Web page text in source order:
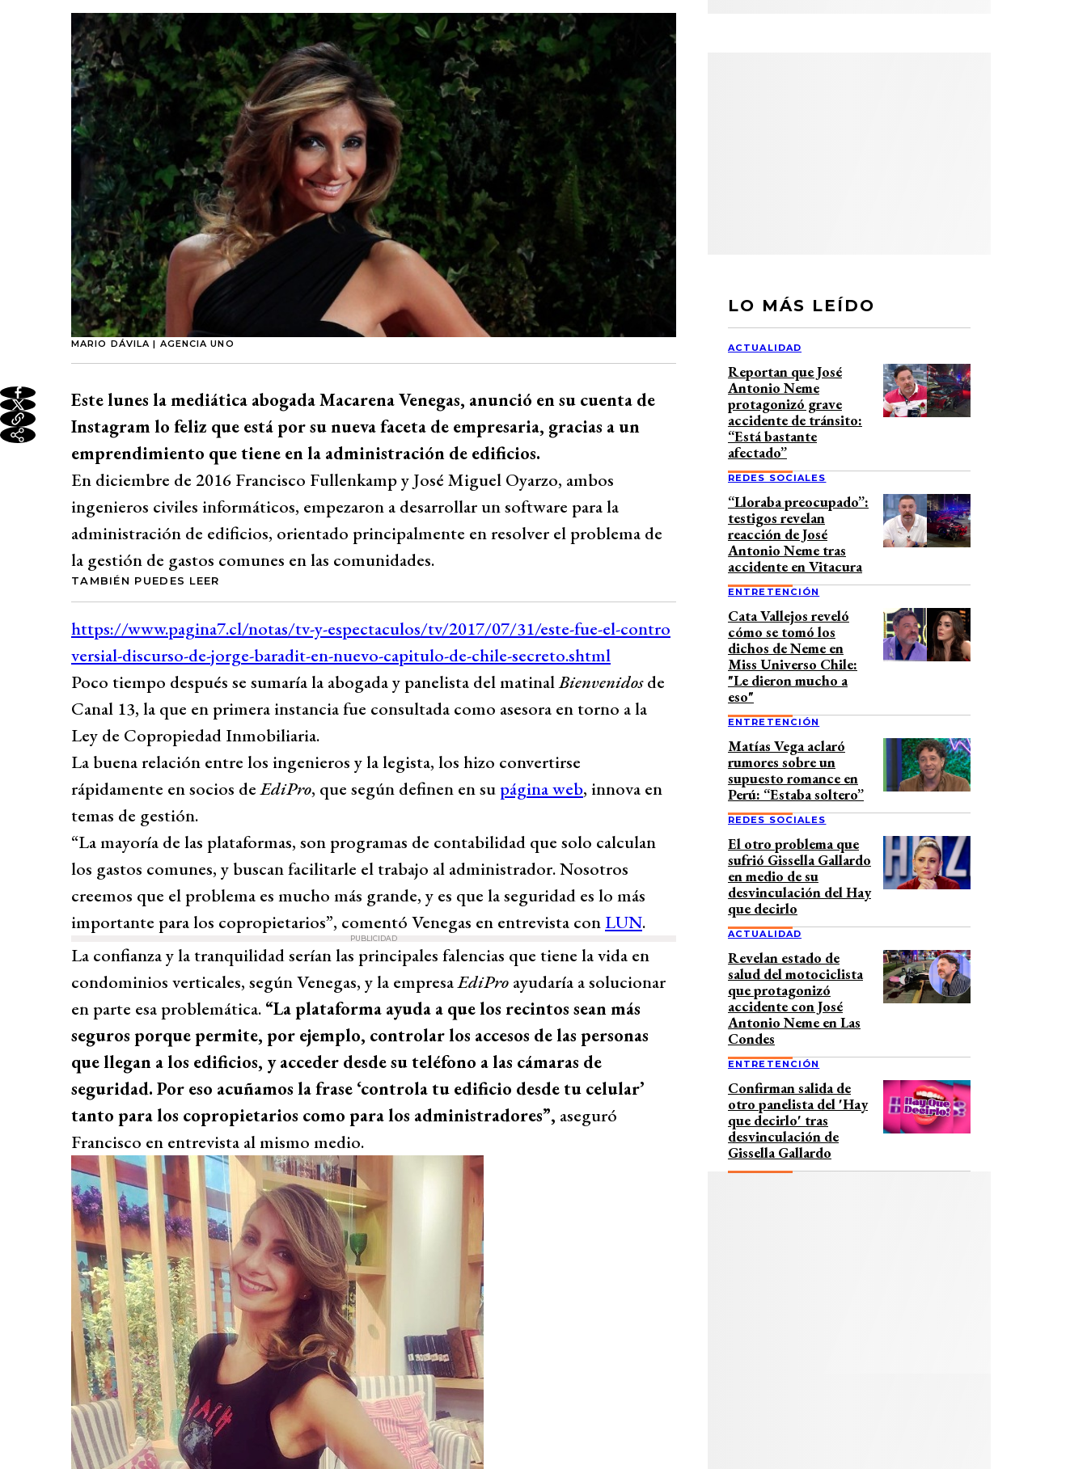
MARIO DÁVILA | AGENCIA UNO
Este lunes la mediática abogada Macarena Venegas, anunció en su cuenta de
Instagram lo feliz que está por su nueva faceta de empresaria, gracias a un
emprendimiento que tiene en la administración de edificios.
En diciembre de 2016 Francisco Fullenkamp y José Miguel Oyarzo, ambos
ingenieros civiles informáticos, empezaron a desarrollar un software para la
administración de edificios, orientado principalmente en resolver el problema de
la gestión de gastos comunes en las comunidades.
TAMBIÉN PUEDES LEER
Poco tiempo después se sumaría la abogada y panelista del matinalBienvenidosde
Canal 13, la que en primera instancia fue consultada como asesora en torno a la
Ley de Copropiedad Inmobiliaria.
La buena relación entre los ingenieros y la legista, los hizo convertirse
rápidamente en socios deEdiPro, que según definen en su página web, innova en
temas de gestión.
“La mayoría de las plataformas, son programas de contabilidad que solo calculan
los gastos comunes, y buscan facilitarle el trabajo al administrador. Nosotros
creemos que el problema es mucho más grande, y es que la seguridad es lo más
importante para los copropietarios”, comentó Venegas en entrevista con LUN.
PUBLICIDAD
La confianza y la tranquilidad serían las principales falencias que tiene la vida en
condominios verticales, según Venegas, y la empresaEdiPro ayudaría a solucionar
en parte esa problemática. “La plataforma ayuda a que los recintos sean más
seguros porque permite, por ejemplo, controlar los accesos de las personas
que llegan a los edificios, y acceder desde su teléfono a las cámaras de
seguridad. Por eso acuñamos la frase ‘controla tu edificio desde tu celular’
tanto para los copropietarios como para los administradores”, aseguró
Francisco en entrevista al mismo medio.
LO MÁS LEÍDO
ACTUALIDAD
Reportan que José
Antonio Neme
protagonizó grave
accidente de tránsito:
“Está bastante
afectado”
REDES SOCIALES
“Lloraba preocupado”:
testigos revelan
reacción de José
Antonio Neme tras
accidente en Vitacura
ENTRETENCIÓN
Cata Vallejos reveló
cómo se tomó los
dichos de Neme en
Miss Universo Chile:
"Le dieron mucho a
eso"
ENTRETENCIÓN
Matías Vega aclaró
rumores sobre un
supuesto romance en
Perú: “Estaba soltero”
REDES SOCIALES
El otro problema que
sufrió Gissella Gallardo
en medio de su
desvinculación del Hay
que decirlo
ACTUALIDAD
Revelan estado de
salud del motociclista
que protagonizó
accidente con José
Antonio Neme en Las
Condes
ENTRETENCIÓN
Confirman salida de
otro panelista del 'Hay
que decirlo' tras
desvinculación de
Gissella Gallardo